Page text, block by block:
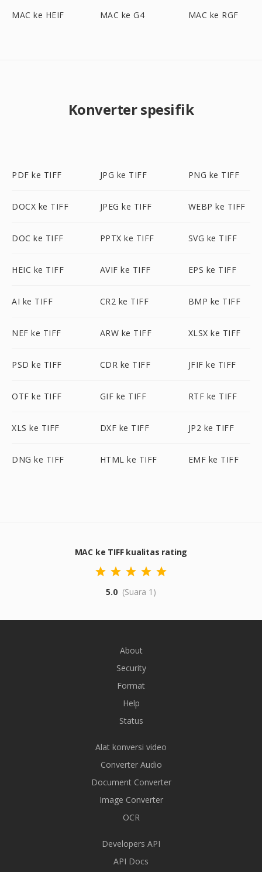
MAC ke HEIF MAC ke G4 MAC ke RGF
Konverter spesifik
PDF ke TIFF JPG ke TIFF PNG ke TIFF
DOCX ke TIFF JPEG ke TIFF WEBP ke TIFF
DOC ke TIFF PPTX ke TIFF SVG ke TIFF
HEIC ke TIFF AVIF ke TIFF EPS ke TIFF
AI ke TIFF CR2 ke TIFF BMP ke TIFF
NEF ke TIFF ARW ke TIFF XLSX ke TIFF
PSD ke TIFF CDR ke TIFF JFIF ke TIFF
OTF ke TIFF GIF ke TIFF RTF ke TIFF
XLS ke TIFF DXF ke TIFF JP2 ke TIFF
DNG ke TIFF HTML ke TIFF EMF ke TIFF
MAC ke TIFF kualitas rating
5.0 (Suara 1)
About
Security
Format
Help
Status
Alat konversi video
Converter Audio
Document Converter
Image Converter
OCR
Developers API
API Docs